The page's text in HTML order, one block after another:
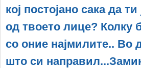
кој постојано сака да
од твоето лице? Колку
со оние најмилите.. Во
што си